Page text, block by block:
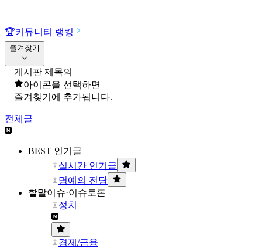
🏆커뮤니티 랭킹
즐겨찾기
게시판 제목의
아이콘을 선택하면
즐겨찾기에 추가됩니다.
전체글
BEST 인기글
실시간 인기글
명예의 전당
할말이슈·이슈토론
정치
경제/금융